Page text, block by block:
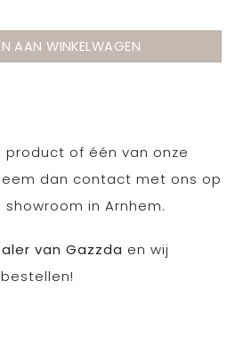
aantal
AAN WINKELWAGEN
of één van onze
dan contact met ons op
in Arnhem.
van Gazzda en wij